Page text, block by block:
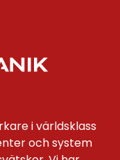
i världsklass
och system